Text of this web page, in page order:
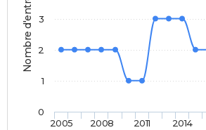
2005 2008 2011 2014
0
1
2
3